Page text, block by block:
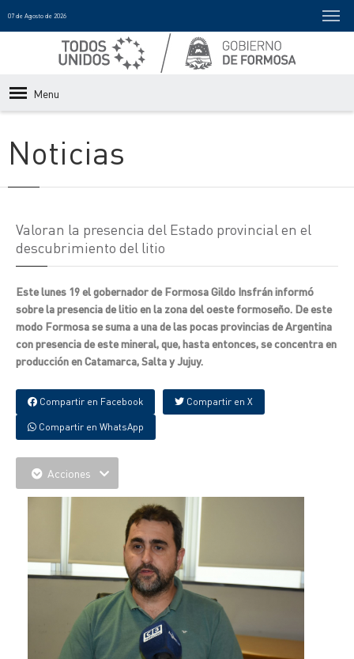
07 de Agosto de 2026
Menu
Noticias
Valoran la presencia del Estado provincial en el
descubrimiento del litio
Este lunes 19 el gobernador de Formosa Gildo Insfrán informó
sobre la presencia de litio en la zona del oeste formoseño. De este
modo Formosa se suma a una de las pocas provincias de Argentina
con presencia de este mineral, que, hasta entonces, se concentra en
producción en Catamarca, Salta y Jujuy.
Compartir en Facebook Compartir en X
Compartir en WhatsApp
Acciones